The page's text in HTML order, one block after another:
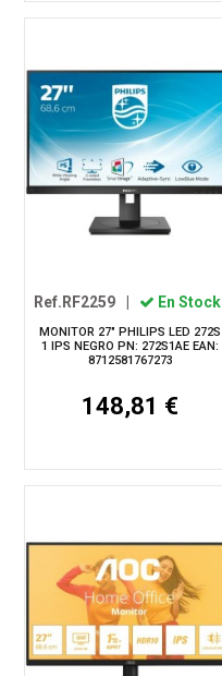
Ref.RF2259 En Stock
MONITOR 27" PHILIPS LED 272S
1 IPS NEGRO PN: 272S1AE EAN:
8712581767273
148,81 €